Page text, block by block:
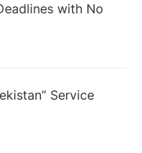
with No
Service